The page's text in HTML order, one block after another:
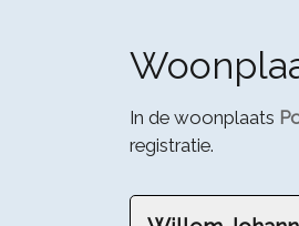
In de woonplaats
registratie.